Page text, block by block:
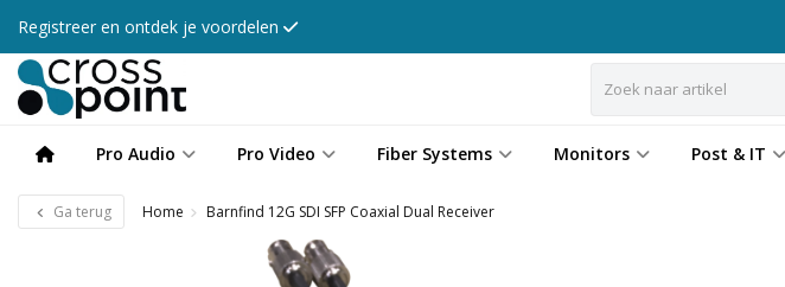
Registreer en ontdek je voordelen
Pro Audio Pro Video Fiber Systems Monitors Post & IT
Ga terug Home Barnfind 12G SDI SFP Coaxial Dual Receiver